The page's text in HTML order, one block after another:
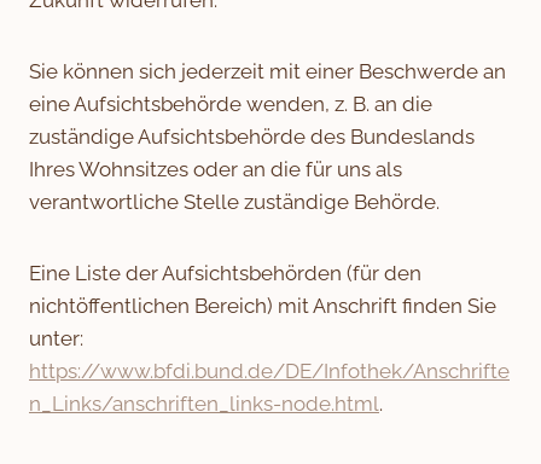
Sie können sich jederzeit mit einer Beschwerde an
eine Aufsichtsbehörde wenden, z. B. an die
zuständige Aufsichtsbehörde des Bundeslands
Ihres Wohnsitzes oder an die für uns als
verantwortliche Stelle zuständige Behörde.
Eine Liste der Aufsichtsbehörden (für den
nichtöffentlichen Bereich) mit Anschrift finden Sie
unter:
https://www.bfdi.bund.de/DE/Infothek/Anschrifte
n_Links/anschriften_links-node.html.